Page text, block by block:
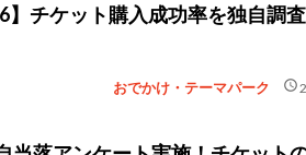
】チケット購入成功率を独自調
おでかけ・テーマパーク schedule